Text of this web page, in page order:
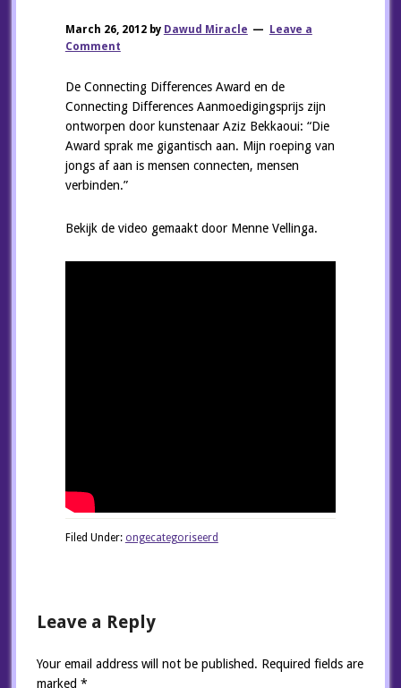
March 26, 2012by Dawud Miracle
Leave a
Comment
De Connecting Differences Award en de
Connecting Differences Aanmoedigingsprijs zijn
ontworpen door kunstenaar Aziz Bekkaoui: “Die
Award sprak me gigantisch aan. Mijn roeping van
jongs af aan is mensen connecten, mensen
verbinden.”
Bekijk de video gemaakt door Menne Vellinga.
Filed Under: ongecategoriseerd
Leave a Reply
Your email address will not be published. Required fields are
marked *